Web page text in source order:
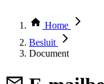
Thema COVID-19
Bekijk per
Home
Besluit
Document